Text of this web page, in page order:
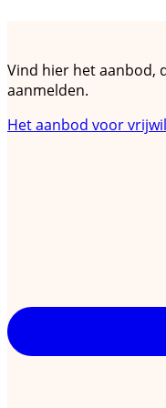
Vind hier het aanbod,
aanmelden.
Het aanbod voor